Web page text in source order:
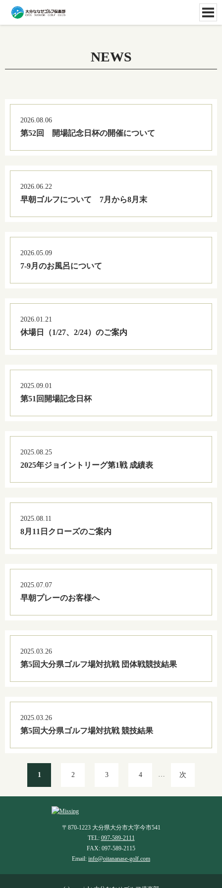
NEWS
2026.08.06
第52回 開場記念日杯の開催について
2026.06.22
早朝ゴルフについて 7月から8月末
2026.05.09
7-9月のお風呂について
2026.01.21
休場日（1/27、2/24）のご案内
2025.09.01
第51回開場記念日杯
2025.08.25
2025年ジョイントリーグ第1戦 成績表
2025.08.11
8月11日クローズのご案内
2025.07.07
早朝プレーのお客様へ
2025.03.26
第5回大分県ゴルフ場対抗戦 団体戦競技結果
2025.03.26
第5回大分県ゴルフ場対抗戦 競技結果
1 2 3 4 … 次
〒870-1223 大分県大分市大字今市541
TEL: 097-589-2111
FAX: 097-589-2115
Email: info@oitananase-golf.com